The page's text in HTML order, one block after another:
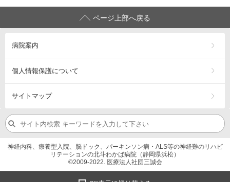
ページ上部へ戻る
病院案内
個人情報保護について
サイトマップ
神経内科、療養型入院、脳ドック、パーキンソン病・ALS等の神経難のリハビ
リテーションの北斗わかば病院（静岡県浜松）
©2009-2022. 医療法人社団三誠会